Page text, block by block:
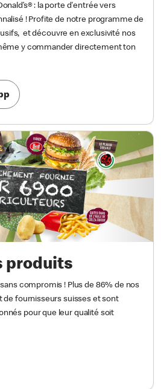
: la porte d'entrée vers
! Profite de notre programme de
et découvre en exclusivité nos
y commander directement ton
produits
compromis ! Plus de 86% de nos
de fournisseurs suisses et sont
pour que leur qualité soit